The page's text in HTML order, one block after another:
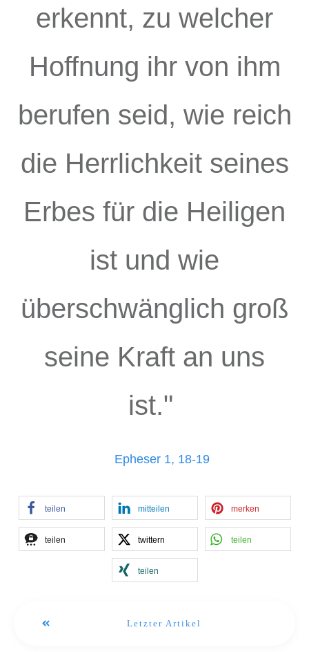
erkennt, zu welcher
Hoffnung ihr von ihm
berufen seid, wie reich
die Herrlichkeit seines
Erbes für die Heiligen
ist und wie
überschwänglich groß
seine Kraft an uns
ist."
Epheser 1, 18-19
teilen mitteilen merken
teilen twittern teilen
teilen
Letzter Artikel